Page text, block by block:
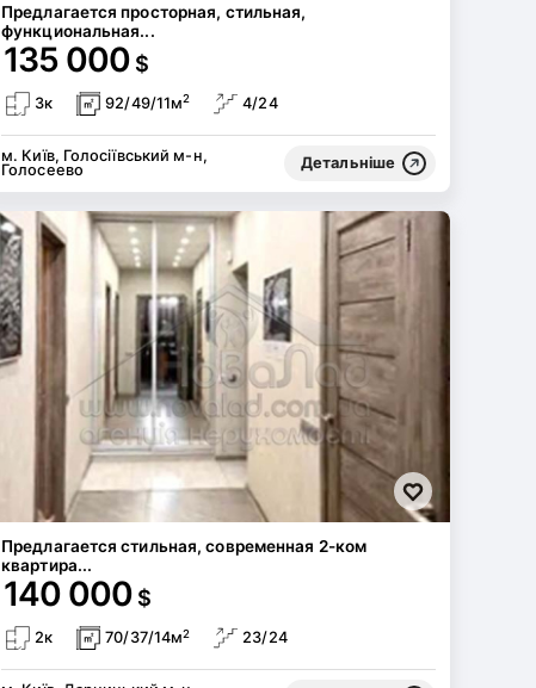
Предлагается просторная, стильная,
функциональная...
135 000 $
3к 92/49/11м2 4/24
м. Київ, Голосіївський м-н,
Голосеево
Детальніше
Предлагается стильная, современная 2-ком
квартира...
140 000 $
2к 70/37/14м2 23/24